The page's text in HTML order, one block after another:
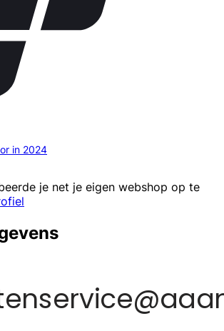
in 2024
je net je eigen webshop op te